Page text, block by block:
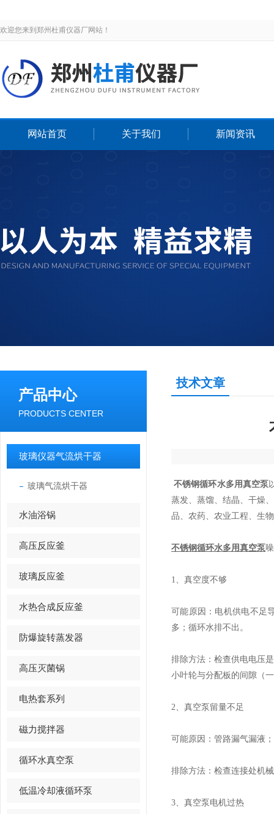
欢迎您来到郑州杜甫仪器厂网站！
网站首页 关于我们 新闻资讯
产品中心
PRODUCTS CENTER
玻璃仪器气流烘干器
玻璃气流烘干器
水油浴锅
高压反应釜
玻璃反应釜
水热合成反应釜
防爆旋转蒸发器
高压灭菌锅
电热套系列
磁力搅拌器
循环水真空泵
低温冷却液循环泵
技术文章
不锈钢循环水多用真空泵
蒸发、蒸馏、结晶、干燥
品、农药、农业工程、生
不锈钢循环水多用真空泵
1、真空度不够
可能原因：电机供电不足
多；循环水排不出。
排除方法：检查供电电压
小叶轮与分配板的间隙
2、真空泵留量不足
可能原因：管路漏气漏
排除方法：检查连接处机
3、真空泵电机过热